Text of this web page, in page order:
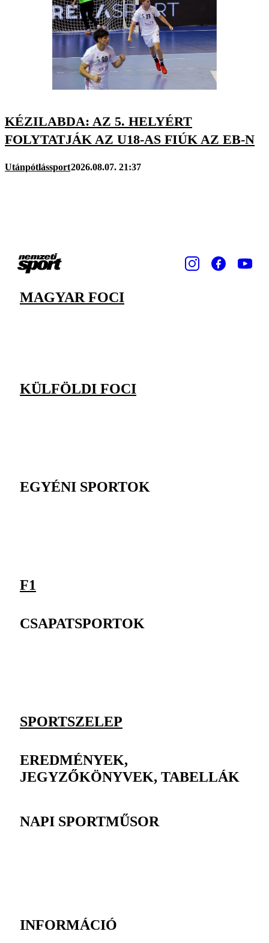
KÉZILABDA: AZ 5. HELYÉRT
FOLYTATJÁK AZ U18-AS FIÚK AZ EB-N
Utánpótlássport2026.08.07. 21:37
MAGYAR FOCI
KÜLFÖLDI FOCI
EGYÉNI SPORTOK
F1
CSAPATSPORTOK
SPORTSZELEP
EREDMÉNYEK,
JEGYZŐKÖNYVEK, TABELLÁK
NAPI SPORTMŰSOR
INFORMÁCIÓ